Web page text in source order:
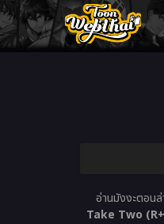
อ่านมังงะตอน
Take Two